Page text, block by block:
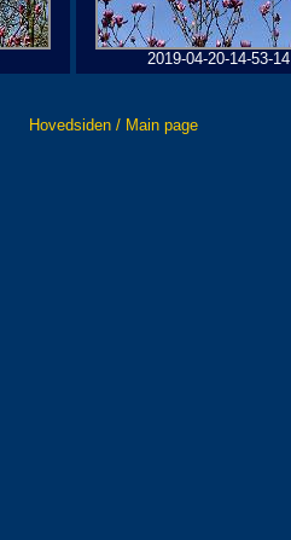
2019-04-20-14-53-14
Hovedsiden / Main page